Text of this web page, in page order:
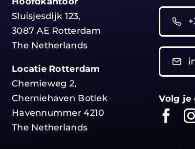
Sluisjesdijk 123,
3087 AE Rotterdam
The Netherlands
Locatie Rotterdam
Chemieweg 2,
Chemiehaven Botlek
Havennummer 4210
The Netherlands
Volg je